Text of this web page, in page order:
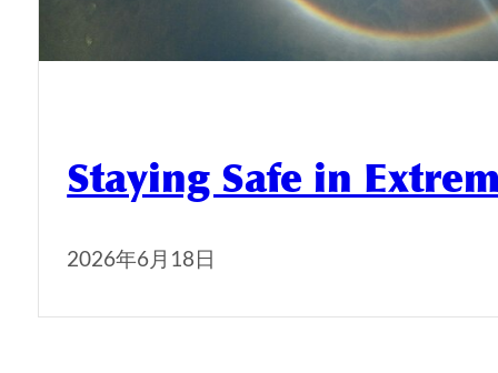
Staying Safe in
2026年6月18日